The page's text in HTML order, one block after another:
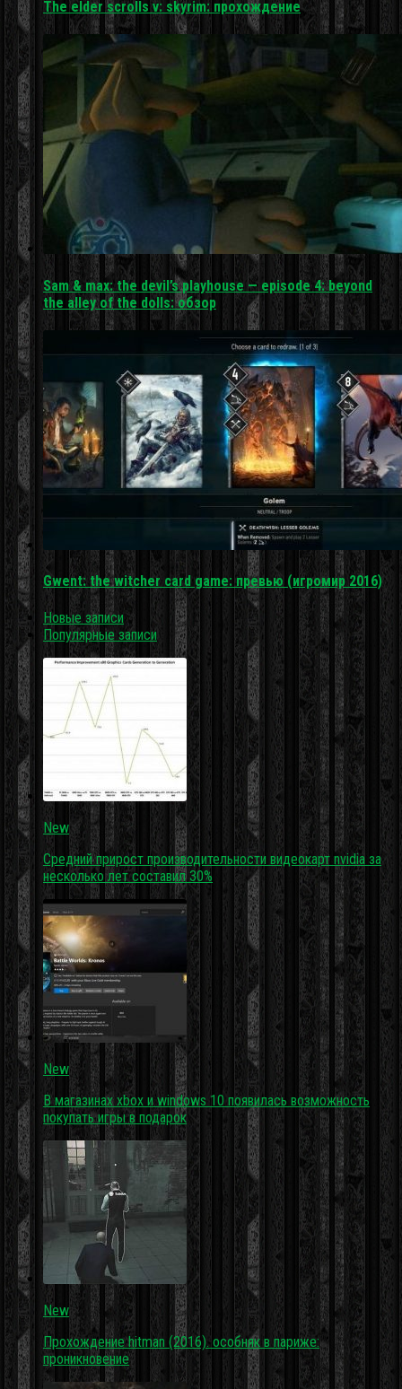
The elder scrolls v: skyrim: прохождение
Sam & max: the devil’s playhouse — episode 4: beyond
the alley of the dolls: обзор
Gwent: the witcher card game: превью (игромир 2016)
Новые записи
Популярные записи
New
Средний прирост производительности видеокарт nvidia за
несколько лет составил 30%
New
В магазинах xbox и windows 10 появилась возможность
покупать игры в подарок
New
Прохождение hitman (2016). особняк в париже:
проникновение